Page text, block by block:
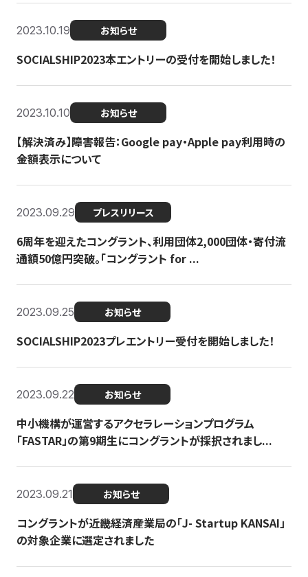
2023.10.19 お知らせ
SOCIALSHIP2023本エントリーの受付を開始しました！
2023.10.10 お知らせ
【解決済み】障害報告：Google pay・Apple pay利用時の
金額表示について
2023.09.29 プレスリリース
6周年を迎えたコングラント、利用団体2,000団体・寄付流
通額50億円突破。「コングラント for ...
2023.09.25 お知らせ
SOCIALSHIP2023プレエントリー受付を開始しました！
2023.09.22 お知らせ
中小機構が運営するアクセラレーションプログラム
「FASTAR」の第9期生にコングラントが採択されまし...
2023.09.21 お知らせ
コングラントが近畿経済産業局の「J- Startup KANSAI」
の対象企業に選定されました